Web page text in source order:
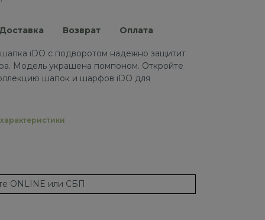
Доставка Возврат Оплата
шапка iDO с подворотом надежно защитит
Модель украшена помпоном. Откройте
шапок и шарфов iDO для
ONLINE или СБП